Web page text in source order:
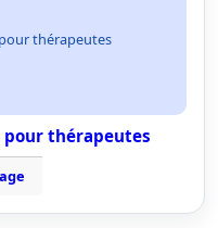
thérapeutes
pour thérapeutes